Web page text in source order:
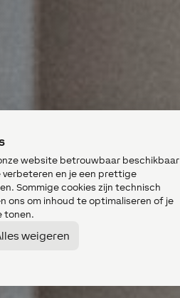
website betrouwbaar beschikbaar
en je een prettige
Sommige cookies zijn technisch
ons om inhoud te optimaliseren of je
tonen.
weigeren